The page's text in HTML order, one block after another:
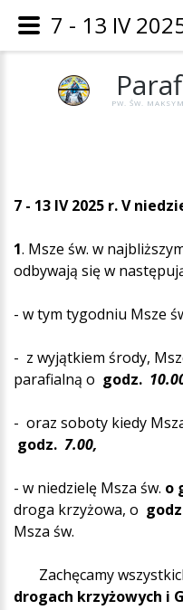
PW. ŚW.
7 - 13 IV 2025 r.V
1. Msze św. w
odbywają się w
- w tym tygodniu Msze
- z wyjątkiem środy,
parafialną o godz.
- oraz soboty kiedy
godz. 7.00,
- w niedzielę Msza św. o
droga krzyżowa, o
Msza św.
Zachęcamy
drogach krzyżowych i